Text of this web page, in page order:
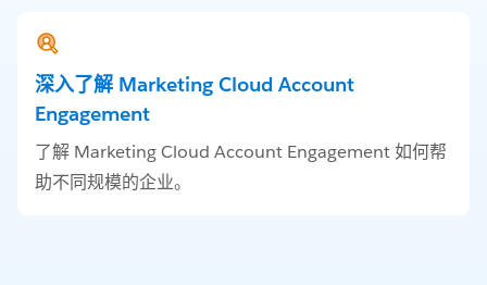
深入了解 Marketing Cloud Account
Engagement
了解 Marketing Cloud Account Engagement 如何帮
助不同规模的企业。